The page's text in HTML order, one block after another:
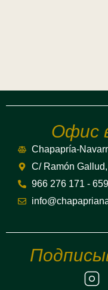
Офис
Chapapría-
C/ Ramón
966 276 171 -